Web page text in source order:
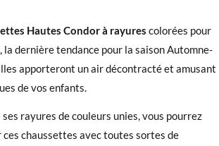
Hautes Condor à rayures colorées pour
la dernière tendance pour la saison Automne-
apporteront un air décontracté et amusant
de vos enfants.
ses rayures de couleurs unies, vous pourrez
chaussettes avec toutes sortes de
prendra de 4 à 5 jours ouvrables pour arriver
sinon elle sera expédiée le lendemain.
arrivent et ne correspondent pas
2 4
83-94cm 95-106cm